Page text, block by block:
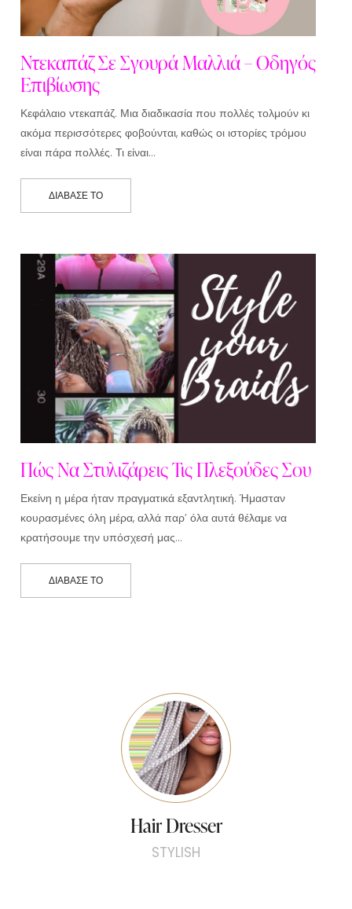
Ντεκαπάζ Σε Σγουρά Μαλλιά – Οδηγός
Επιβίωσης
Κεφάλαιο ντεκαπάζ. Μια διαδικασία που πολλές τολμούν κι
ακόμα περισσότερες φοβούνται, καθώς οι ιστορίες τρόμου
είναι πάρα πολλές. Τι είναι…
ΔΙΆΒΑΣΕ ΤΟ
Πώς Να Στυλιζάρεις Τις Πλεξούδες Σου
Εκείνη η μέρα ήταν πραγματικά εξαντλητική. Ήμασταν
κουρασμένες όλη μέρα, αλλά παρ’ όλα αυτά θέλαμε να
κρατήσουμε την υπόσχεσή μας…
ΔΙΆΒΑΣΕ ΤΟ
Hair Dresser
STYLISH